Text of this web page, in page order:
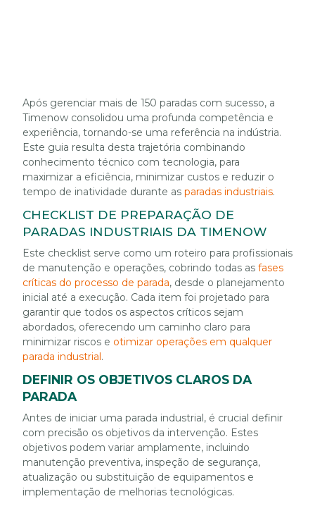
Após gerenciar mais de 150 paradas com sucesso, a
Timenow consolidou uma profunda competência e
experiência, tornando-se uma referência na indústria.
Este guia resulta desta trajetória combinando
conhecimento técnico com tecnologia, para
maximizar a eficiência, minimizar custos e reduzir o
tempo de inatividade durante as paradas industriais.
CHECKLIST DE PREPARAÇÃO DE
PARADAS INDUSTRIAIS DA TIMENOW
Este checklist serve como um roteiro para profissionais
de manutenção e operações, cobrindo todas as fases
críticas do processo de parada, desde o planejamento
inicial até a execução. Cada item foi projetado para
garantir que todos os aspectos críticos sejam
abordados, oferecendo um caminho claro para
minimizar riscos e otimizar operações em qualquer
parada industrial.
DEFINIR OS OBJETIVOS CLAROS DA
PARADA
Antes de iniciar uma parada industrial, é crucial definir
com precisão os objetivos da intervenção. Estes
objetivos podem variar amplamente, incluindo
manutenção preventiva, inspeção de segurança,
atualização ou substituição de equipamentos e
implementação de melhorias tecnológicas.